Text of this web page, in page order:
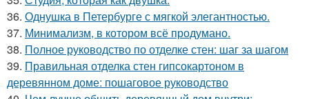
36. Однушка в Петербурге с мягкой элегантностью.
37. Минимализм, в котором всё продумано.
38. Полное руководство по отделке стен: шаг за шагом
39. Правильная отделка стен гипсокартоном в
деревянном доме: пошаговое руководство